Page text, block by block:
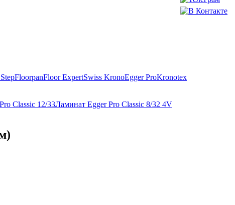
FloorpanFloor ExpertSwiss KronoEgger ProKronotex
Classic 12/33Ламинат Egger Pro Classic 8/32 4V